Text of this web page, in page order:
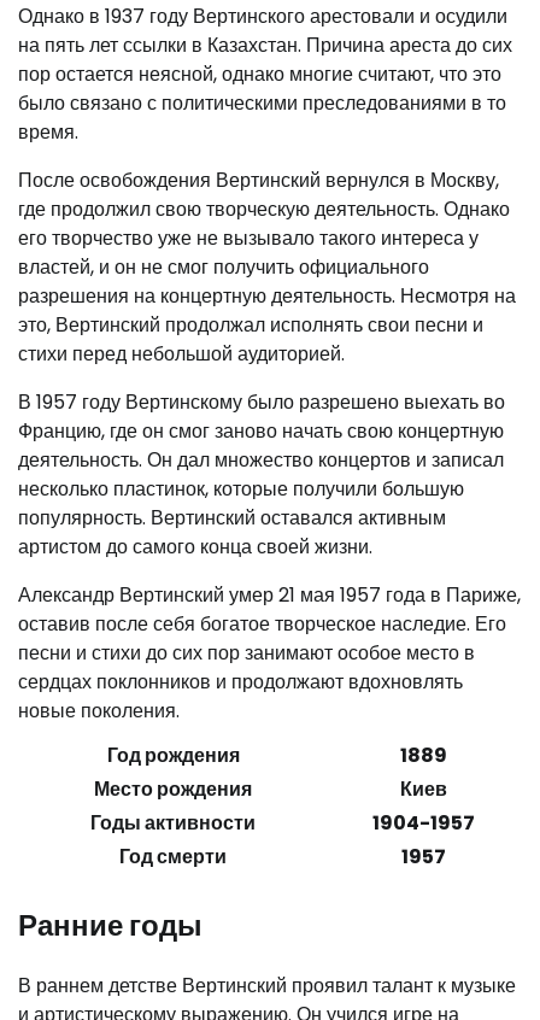
Однако в 1937 году Вертинского арестовали и осудили
на пять лет ссылки в Казахстан. Причина ареста до сих
пор остается неясной, однако многие считают, что это
было связано с политическими преследованиями в то
время.
После освобождения Вертинский вернулся в Москву,
где продолжил свою творческую деятельность. Однако
его творчество уже не вызывало такого интереса у
властей, и он не смог получить официального
разрешения на концертную деятельность. Несмотря на
это, Вертинский продолжал исполнять свои песни и
стихи перед небольшой аудиторией.
В 1957 году Вертинскому было разрешено выехать во
Францию, где он смог заново начать свою концертную
деятельность. Он дал множество концертов и записал
несколько пластинок, которые получили большую
популярность. Вертинский оставался активным
артистом до самого конца своей жизни.
Александр Вертинский умер 21 мая 1957 года в Париже,
оставив после себя богатое творческое наследие. Его
песни и стихи до сих пор занимают особое место в
сердцах поклонников и продолжают вдохновлять
новые поколения.
Год рождения
1889
Место рождения
Киев
Годы активности
1904-1957
Год смерти
1957
Ранние годы
В раннем детстве Вертинский проявил талант к музыке
и артистическому выражению. Он учился игре на